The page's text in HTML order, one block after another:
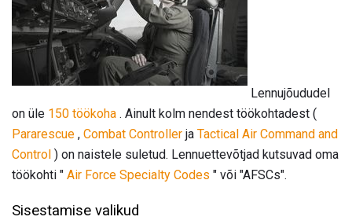
Lennujõududel
on üle 150 töökoha . Ainult kolm nendest töökohtadest (
Pararescue , Combat Controller ja Tactical Air Command and
Control ) on naistele suletud. Lennuettevõtjad kutsuvad oma
töökohti " Air Force Specialty Codes " või "AFSCs".
Sisestamise valikud